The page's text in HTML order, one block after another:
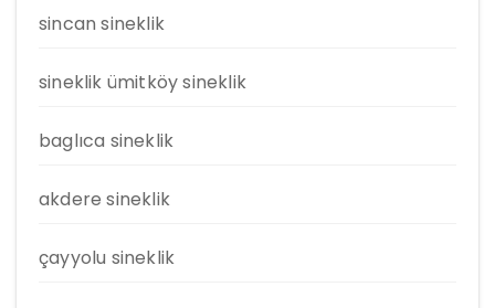
sincan sineklik
sineklik ümitköy sineklik
baglıca sineklik
akdere sineklik
çayyolu sineklik